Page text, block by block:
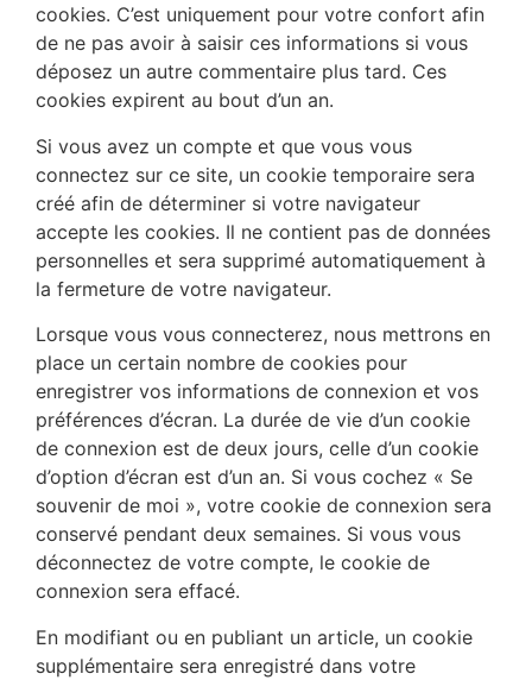
cookies. C’est uniquement pour votre confort afin
de ne pas avoir à saisir ces informations si vous
déposez un autre commentaire plus tard. Ces
cookies expirent au bout d’un an.
Si vous avez un compte et que vous vous
connectez sur ce site, un cookie temporaire sera
créé afin de déterminer si votre navigateur
accepte les cookies. Il ne contient pas de données
personnelles et sera supprimé automatiquement à
la fermeture de votre navigateur.
Lorsque vous vous connecterez, nous mettrons en
place un certain nombre de cookies pour
enregistrer vos informations de connexion et vos
préférences d’écran. La durée de vie d’un cookie
de connexion est de deux jours, celle d’un cookie
d’option d’écran est d’un an. Si vous cochez « Se
souvenir de moi », votre cookie de connexion sera
conservé pendant deux semaines. Si vous vous
déconnectez de votre compte, le cookie de
connexion sera effacé.
En modifiant ou en publiant un article, un cookie
supplémentaire sera enregistré dans votre